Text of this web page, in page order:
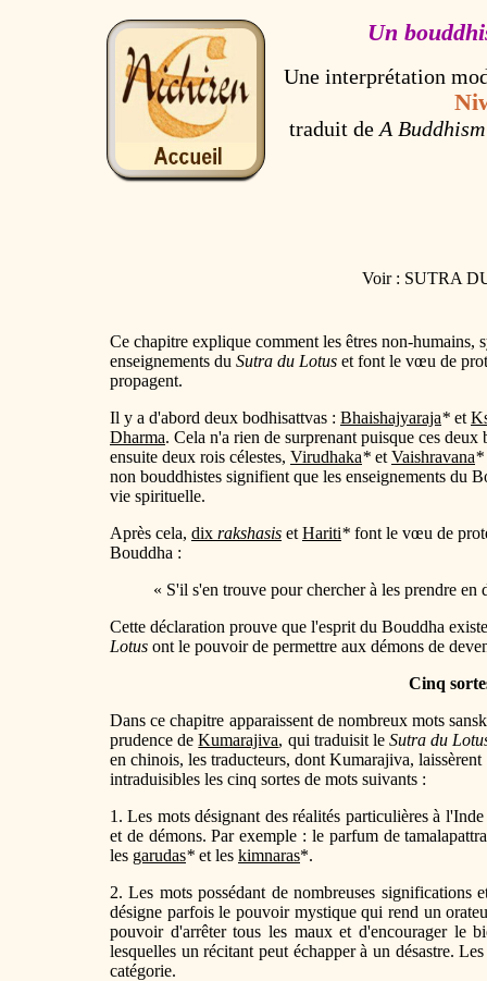
Un
Une interprétation
traduit de A
Voir : SUTRA
Ce chapitre explique comment les êtres non-
enseignements du Sutra du Lotus et font le vœu de
propagent.
Il y a d'abord deux bodhisattvas : Bhaishajyaraja* et
Dharma. Cela n'a rien de surprenant puisque ces
ensuite deux rois célestes, Virudhaka* et Vaishravana*
non bouddhistes signifient que les enseignements du
vie spirituelle.
Après cela, dix rakshasis et Hariti* font le vœu de
Bouddha :
« S'il s'en trouve pour chercher à les prendre
Cette déclaration prouve que l'esprit du Bouddha
Lotus ont le pouvoir de permettre aux démons de
Cinq
Dans ce chapitre apparaissent de nombreux mots
prudence deKumarajiva, qui traduisit leSutra du
en chinois, les traducteurs, dont Kumarajiva,
intraduisibles les cinq sortes de mots suivants :
1. Les mots désignant des réalités particulières à
et de démons. Par exemple : le parfum de
les garudas* et les kimnaras*.
2. Les mots possédant de nombreuses
désigne parfois le pouvoir mystique qui rend un
pouvoir d'arrêter tous les maux et d'encourager le
lesquelles un récitant peut échapper à un désastre.
catégorie.